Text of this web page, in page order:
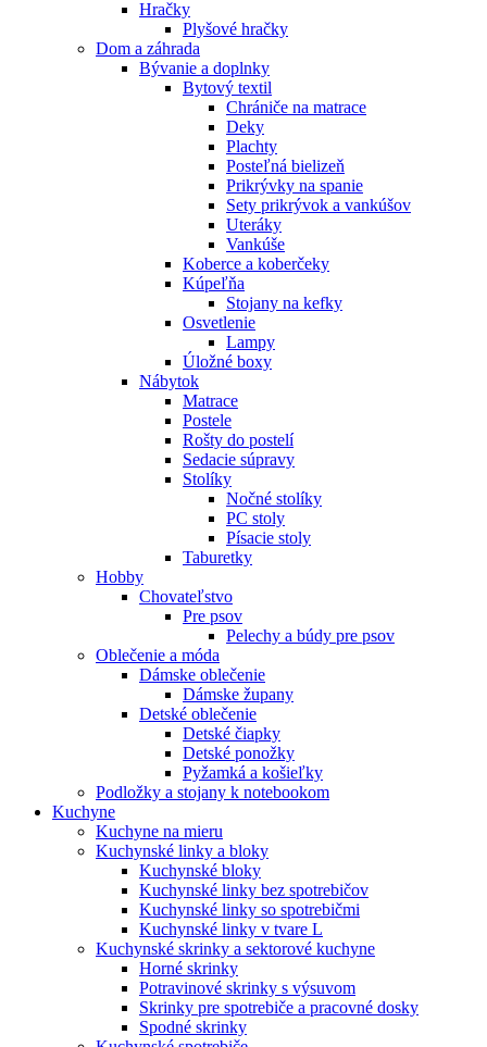
Hračky
Plyšové hračky
Dom a záhrada
Bývanie a doplnky
Bytový textil
Chrániče na matrace
Deky
Plachty
Posteľná bielizeň
Prikrývky na spanie
Sety prikrývok a vankúšov
Uteráky
Vankúše
Koberce a koberčeky
Kúpeľňa
Stojany na kefky
Osvetlenie
Lampy
Úložné boxy
Nábytok
Matrace
Postele
Rošty do postelí
Sedacie súpravy
Stolíky
Nočné stolíky
PC stoly
Písacie stoly
Taburetky
Hobby
Chovateľstvo
Pre psov
Pelechy a búdy pre psov
Oblečenie a móda
Dámske oblečenie
Dámske župany
Detské oblečenie
Detské čiapky
Detské ponožky
Pyžamká a košieľky
Podložky a stojany k notebookom
Kuchyne
Kuchyne na mieru
Kuchynské linky a bloky
Kuchynské bloky
Kuchynské linky bez spotrebičov
Kuchynské linky so spotrebičmi
Kuchynské linky v tvare L
Kuchynské skrinky a sektorové kuchyne
Horné skrinky
Potravinové skrinky s výsuvom
Skrinky pre spotrebiče a pracovné dosky
Spodné skrinky